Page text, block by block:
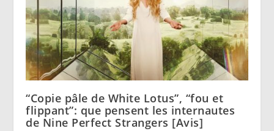
“Copie pâle de White Lotus”, “fou et
flippant”: que pensent les internautes
de Nine Perfect Strangers [Avis]